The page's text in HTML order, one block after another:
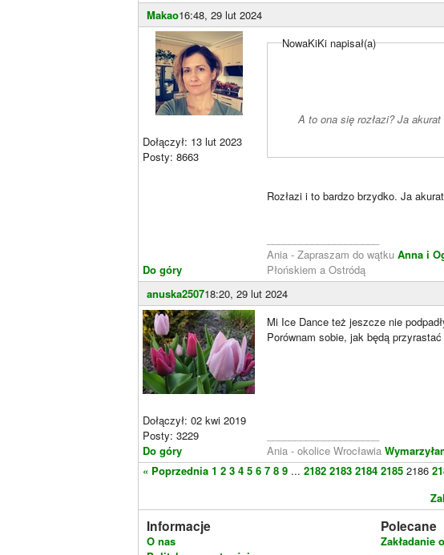
Makao16:48, 29 lut 2024
Dołączył: 13 lut 2023
Posty: 8663
Do góry
NowaKiKi napisał(a)
A to ona się rozłazi? Ja
Rozłazi i to bardzo brzydko. Ja
Ania - Zapraszam do wątku Anna i
Płońskiem a Ostródą
anuska250718:20, 29 lut 2024
Dołączył: 02 kwi 2019
Posty: 3229
Do góry
Mi Ice Dance też jeszcze nie
Porównam sobie, jak będą
Ania - okolice Wrocławia
« Poprzednia 1 2 3 4 5 6 7 8 9 ... 2182 2183 2184 2185 2186
Informacje
O nas
Polecane
Zakładanie